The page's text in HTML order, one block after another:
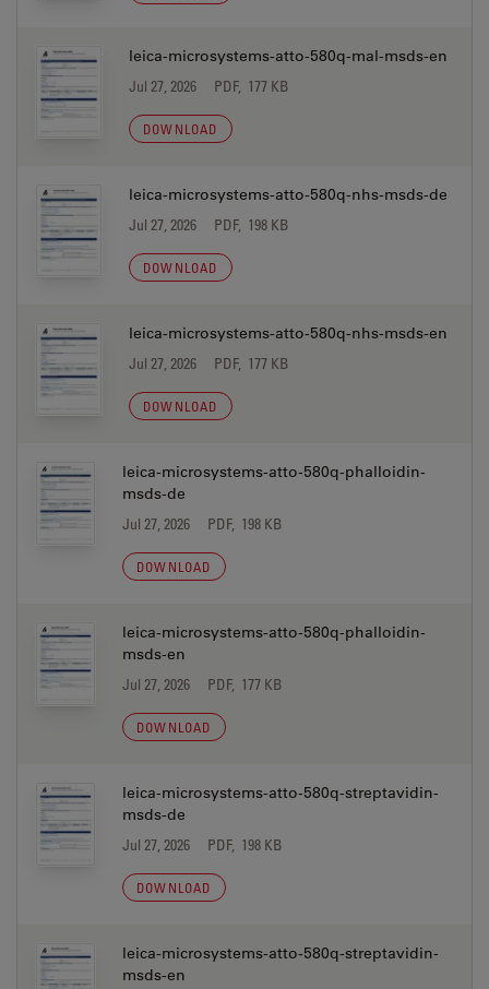
leica-microsystems-atto-580q-mal-msds-en
Jul 27, 2026 PDF, 177 KB
DOWNLOAD
leica-microsystems-atto-580q-nhs-msds-de
Jul 27, 2026 PDF, 198 KB
DOWNLOAD
leica-microsystems-atto-580q-nhs-msds-en
Jul 27, 2026 PDF, 177 KB
DOWNLOAD
leica-microsystems-atto-580q-phalloidin-
msds-de
Jul 27, 2026 PDF, 198 KB
DOWNLOAD
leica-microsystems-atto-580q-phalloidin-
msds-en
Jul 27, 2026 PDF, 177 KB
DOWNLOAD
leica-microsystems-atto-580q-streptavidin-
msds-de
Jul 27, 2026 PDF, 198 KB
DOWNLOAD
leica-microsystems-atto-580q-streptavidin-
msds-en